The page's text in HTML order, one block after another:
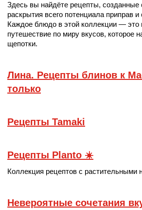
Здесь вы найдёте рецепты, созданные
раскрытия всего потенциала приправ
Каждое блюдо в этой коллекции — это
путешествие по миру вкусов, которое
щепотки.
Лина. Рецепты блинов к
только
Рецепты Tamaki
Рецепты Planto ☀️
Коллекция рецептов с растительными
Невероятные сочетания